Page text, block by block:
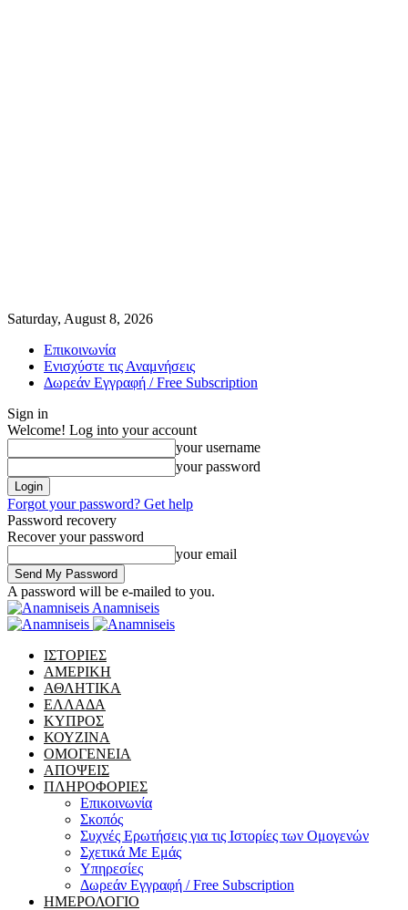
Saturday, August 8, 2026
Επικοινωνία
Ενισχύστε τις Αναμνήσεις
Δωρεάν Εγγραφή / Free Subscription
Sign in
Welcome! Log into your account
your username
your password
Forgot your password? Get help
Password recovery
Recover your password
your email
A password will be e-mailed to you.
Anamniseis
ΙΣΤΟΡΙΕΣ
ΑΜΕΡΙΚΗ
ΑΘΛΗΤΙΚΑ
ΕΛΛΑΔΑ
ΚΥΠΡΟΣ
ΚΟΥΖΙΝΑ
ΟΜΟΓΕΝΕΙΑ
ΑΠΟΨΕΙΣ
ΠΛΗΡΟΦΟΡΙΕΣ
Επικοινωνία
Σκοπός
Συχνές Ερωτήσεις για τις Ιστορίες των Ομογενών
Σχετικά Με Εμάς
Υπηρεσίες
Δωρεάν Εγγραφή / Free Subscription
ΗΜΕΡΟΛΟΓΙΟ